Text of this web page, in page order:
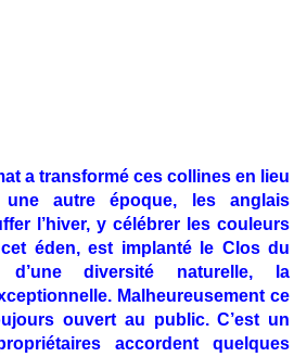
a transformé ces collines en lieu
autre époque, les anglais
l’hiver, y célébrer les couleurs
éden, est implanté le Clos du
d’une diversité naturelle, la
Malheureusement ce
ouvert au public. C’est un
accordent quelques